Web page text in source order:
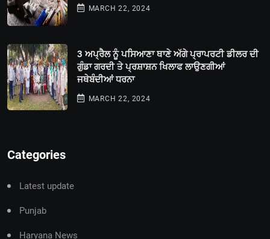
MARCH 22, 2024
3 ਅਪ੍ਰੈਲ ਨੂੰ ਪਸਿਆਣਾ ਥਾਣੇ ਅੱਗੇ ਪ੍ਰਾਪਰਟੀ ਡੀਲਰ ਦੀ
ਗੁੰਡਾ ਗਰਦੀ ਤੇ ਪ੍ਰਸ਼ਾਸ਼ਨ ਖਿਲਾਫ ਲਾਉਣਗੀਆਂ
ਜਥੇਬੰਦੀਆਂ ਧਰਨਾ
MARCH 22, 2024
Categories
Latest update
Punjab
Haryana News